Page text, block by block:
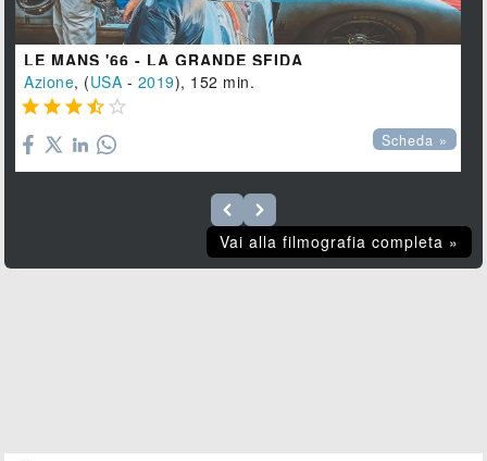
LE MANS '66 - LA GRANDE SFIDA
Azione, (USA - 2019), 152 min.
    
Scheda »
Vai alla filmografia completa »